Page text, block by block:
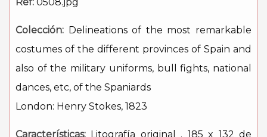
Colección: Delineations of the most remarkable
costumes of the different provinces of Spain and
also of the military uniforms, bull fights, national
dances, etc, of the Spaniards
London: Henry Stokes, 1823
Características: Litografía original . 185 x 132 de